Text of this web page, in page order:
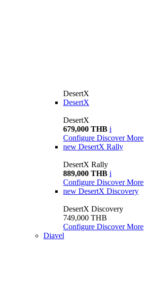
DesertX
DesertX
DesertX
679,000 THB i
Configure Discover More
new DesertX Rally
DesertX Rally
889,000 THB i
Configure Discover More
new DesertX Discovery
DesertX Discovery
749,000 THB
Configure Discover More
Diavel